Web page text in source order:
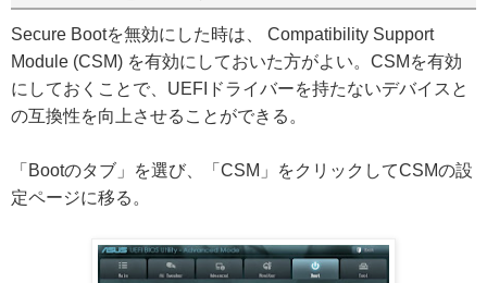
Secure Bootを無効にした時は、 Compatibility Support
Module (CSM) を有効にしておいた方がよい。CSMを有効
にしておくことで、UEFIドライバーを持たないデバイスと
の互換性を向上させることができる。
「Bootのタブ」を選び、「CSM」をクリックしてCSMの設
定ページに移る。